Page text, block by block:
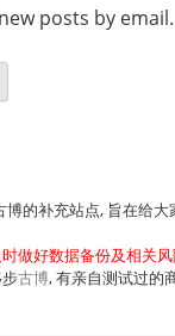
posts by email.
博的补充站点, 旨在给
做好数据备份及相关
古博, 有亲自测试过的